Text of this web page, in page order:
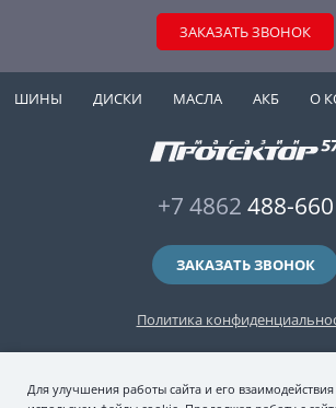
ЗАКАЗАТЬ ЗВОНОК
ШИНЫ ДИСКИ МАСЛА АКБ О
Политика
+7 4862 488-660
ЗАКАЗАТЬ ЗВОНОК
2006-2026 © интернет-магазин "Протектор 57" —
(зимние и летние шины), колесные диски,
Для улучшения работы сайта и его